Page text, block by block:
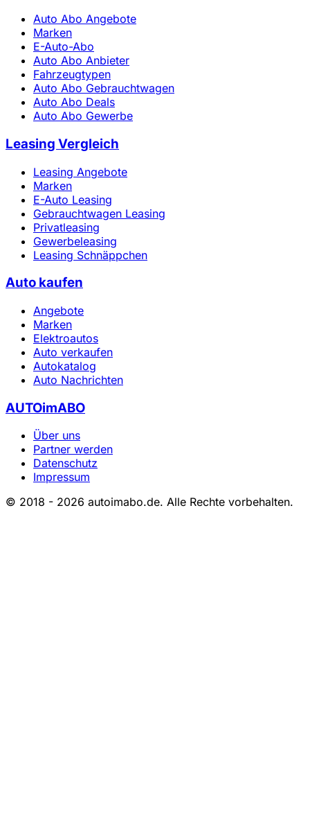
Auto Abo Angebote
Marken
E-Auto-Abo
Auto Abo Anbieter
Fahrzeugtypen
Auto Abo Gebrauchtwagen
Auto Abo Deals
Auto Abo Gewerbe
Leasing Vergleich
Leasing Angebote
Marken
E-Auto Leasing
Gebrauchtwagen Leasing
Privatleasing
Gewerbeleasing
Leasing Schnäppchen
Auto kaufen
Angebote
Marken
Elektroautos
Auto verkaufen
Autokatalog
Auto Nachrichten
AUTOimABO
Über uns
Partner werden
Datenschutz
Impressum
© 2018 - 2026 autoimabo.de. Alle Rechte vorbehalten.